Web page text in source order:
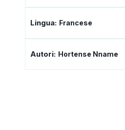
Lingua: Francese
Autori: Hortense Nname